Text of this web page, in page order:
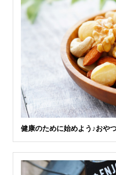
健康のために始めよう♪おや